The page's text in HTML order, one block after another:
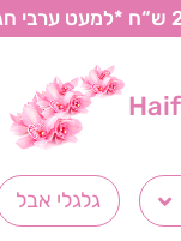
גלגלי אבל